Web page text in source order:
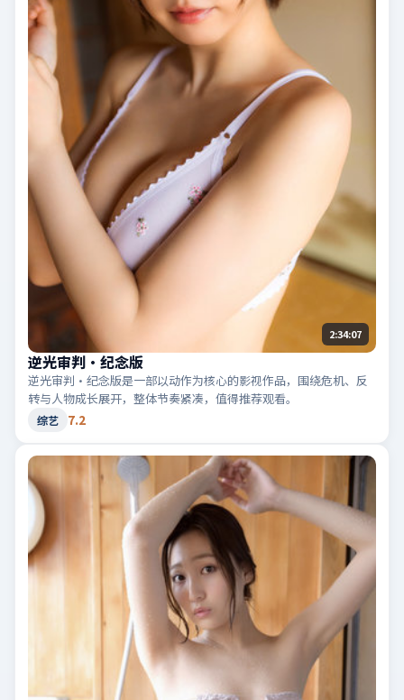
2:34:07
逆光审判·纪念版
逆光审判·纪念版是一部以动作为核心的影视作品，围绕危机、反
转与人物成长展开，整体节奏紧凑，值得推荐观看。
综艺 7.2